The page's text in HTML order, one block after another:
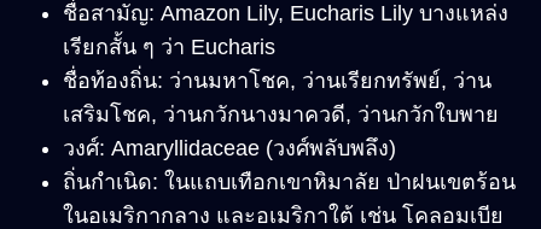
ชื่อสามัญ: Amazon Lily, Eucharis Lily บางแหล่ง
เรียกสั้น ๆ ว่า Eucharis
ชื่อท้องถิ่น: ว่านมหาโชค, ว่านเรียกทรัพย์, ว่าน
เสริมโชค, ว่านกวักนางมาควดี, ว่านกวักใบพาย
วงศ์: Amaryllidaceae (วงศ์พลับพลึง)
ถิ่นกำเนิด: ในแถบเทือกเขาหิมาลัย ป่าฝนเขตร้อน
ในอเมริกากลาง และอเมริกาใต้ เช่น โคลอมเบีย